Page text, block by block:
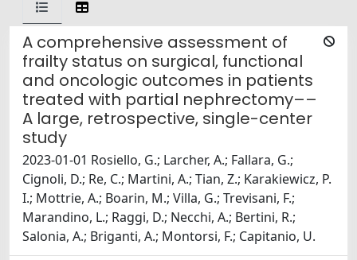
A comprehensive assessment of
frailty status on surgical, functional
and oncologic outcomes in patients
treated with partial nephrectomy––
A large, retrospective, single-center
study
2023-01-01 Rosiello, G.; Larcher, A.; Fallara, G.;
Cignoli, D.; Re, C.; Martini, A.; Tian, Z.; Karakiewicz, P.
I.; Mottrie, A.; Boarin, M.; Villa, G.; Trevisani, F.;
Marandino, L.; Raggi, D.; Necchi, A.; Bertini, R.;
Salonia, A.; Briganti, A.; Montorsi, F.; Capitanio, U.